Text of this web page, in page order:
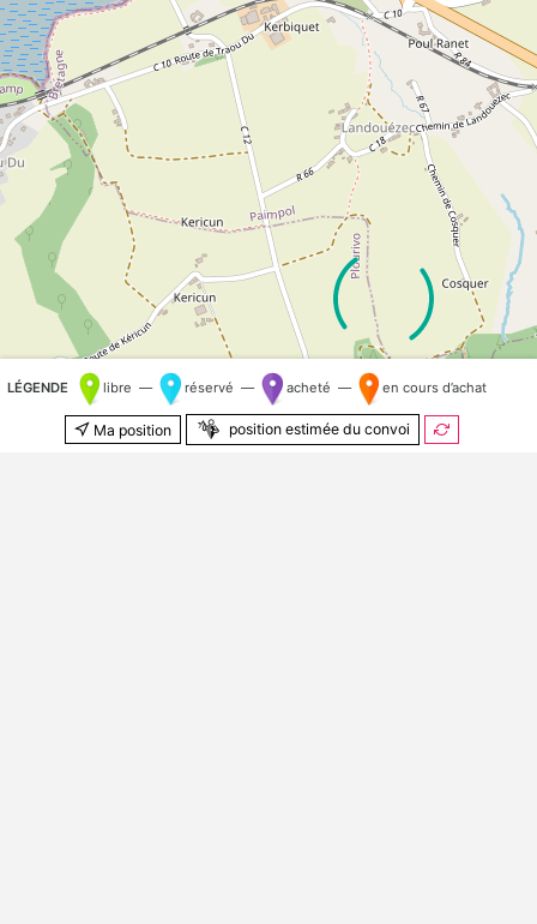
LÉGENDE libre — réservé — acheté — en cours d’achat
Ma position position estimée du convoi